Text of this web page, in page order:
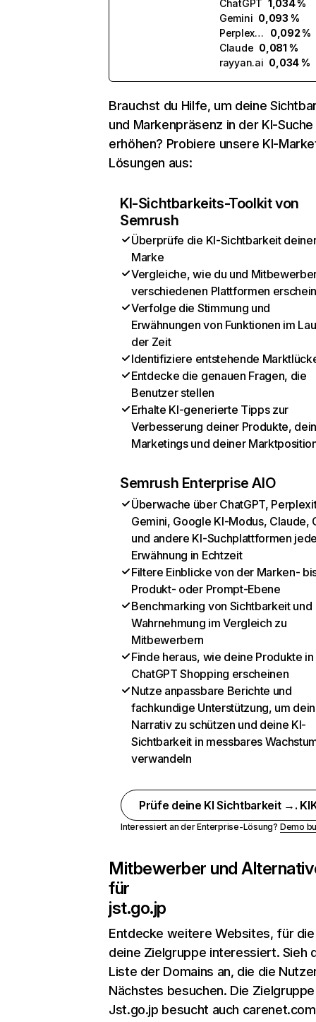
ChatGPT 1,034 %
Gemini 0,093 %
Perplexity
0,092 %
Claude 0,081 %
rayyan.ai 0,034 %
Brauchst du Hilfe, um deine
und Markenpräsenz in der KI-Suche
erhöhen? Probiere unsere KI-
Lösungen aus:
KI-Sichtbarkeits-Toolkit von
Semrush
Überprüfe die KI-Sichtbarkeit
Marke
Vergleiche, wie du und
verschiedenen Plattformen
Verfolge die Stimmung und
Erwähnungen von Funktionen im
der Zeit
Identifiziere entstehende
Entdecke die genauen Fragen, die
Benutzer stellen
Erhalte KI-generierte Tipps zur
Verbesserung deiner Produkte,
Marketings und deiner
Semrush Enterprise AIO
Überwache über ChatGPT,
Gemini, Google KI-Modus, Claude,
und andere KI-Suchplattformen
Erwähnung in Echtzeit
Filtere Einblicke von der Marken-
Produkt- oder Prompt-Ebene
Benchmarking von Sichtbarkeit und
Wahrnehmung im Vergleich zu
Mitbewerbern
Finde heraus, wie deine Produkte in
ChatGPT Shopping erscheinen
Nutze anpassbare Berichte und
fachkundige Unterstützung, um dein
Narrativ zu schützen und deine KI-
Sichtbarkeit in messbares
verwandeln
Prüfe deine KI Sichtbarkeit →.
Interessiert an der Enterprise-Lösung? Demo
Mitbewerber und
für
jst.go.jp
Entdecke weitere Websites, für
deine Zielgruppe interessiert. Sieh
Liste der Domains an, die die
Nächstes besuchen. Die
Jst.go.jp besucht auch